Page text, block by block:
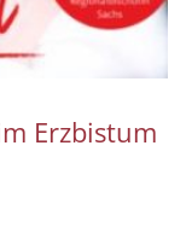
Erzbistum